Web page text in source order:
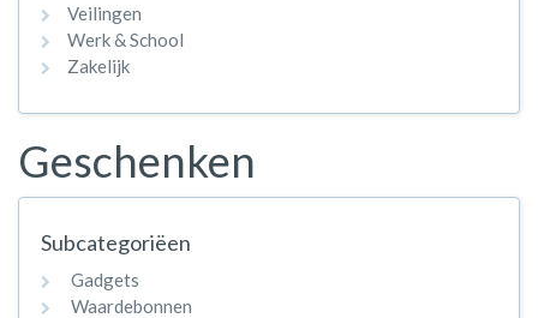
Veilingen
Werk & School
Zakelijk
Geschenken
Subcategoriëen
Gadgets
Waardebonnen